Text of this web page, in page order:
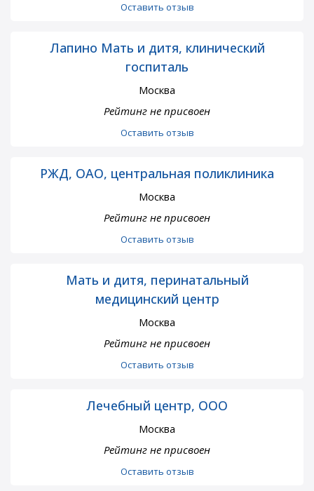
Оставить отзыв
Лапино Мать и дитя, клинический
госпиталь
Москва
Рейтинг не присвоен
Оставить отзыв
РЖД, ОАО, центральная поликлиника
Москва
Рейтинг не присвоен
Оставить отзыв
Мать и дитя, перинатальный
медицинский центр
Москва
Рейтинг не присвоен
Оставить отзыв
Лечебный центр, ООО
Москва
Рейтинг не присвоен
Оставить отзыв